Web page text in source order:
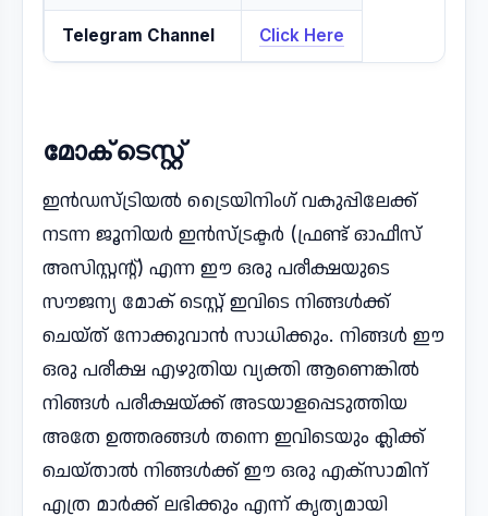
Telegram Channel Click Here
മോക് ടെസ്റ്റ്
ഇൻഡസ്ട്രിയൽ ട്രൈയിനിംഗ് വകുപ്പിലേക്ക്
നടന്ന ജൂനിയർ ഇൻസ്ട്രക്ടർ (ഫ്രണ്ട് ഓഫീസ്
അസിസ്റ്റന്റ്) എന്ന ഈ ഒരു പരീക്ഷയുടെ
സൗജന്യ മോക് ടെസ്റ്റ് ഇവിടെ നിങ്ങൾക്ക്
ചെയ്ത് നോക്കുവാൻ സാധിക്കും. നിങ്ങൾ ഈ
ഒരു പരീക്ഷ എഴുതിയ വ്യക്തി ആണെങ്കിൽ
നിങ്ങൾ പരീക്ഷയ്ക്ക് അടയാളപ്പെടുത്തിയ
അതേ ഉത്തരങ്ങൾ തന്നെ ഇവിടെയും ക്ലിക്ക്
ചെയ്താൽ നിങ്ങൾക്ക് ഈ ഒരു എക്സാമിന്
എത്ര മാർക്ക് ലഭിക്കും എന്ന് കൃത്യമായി